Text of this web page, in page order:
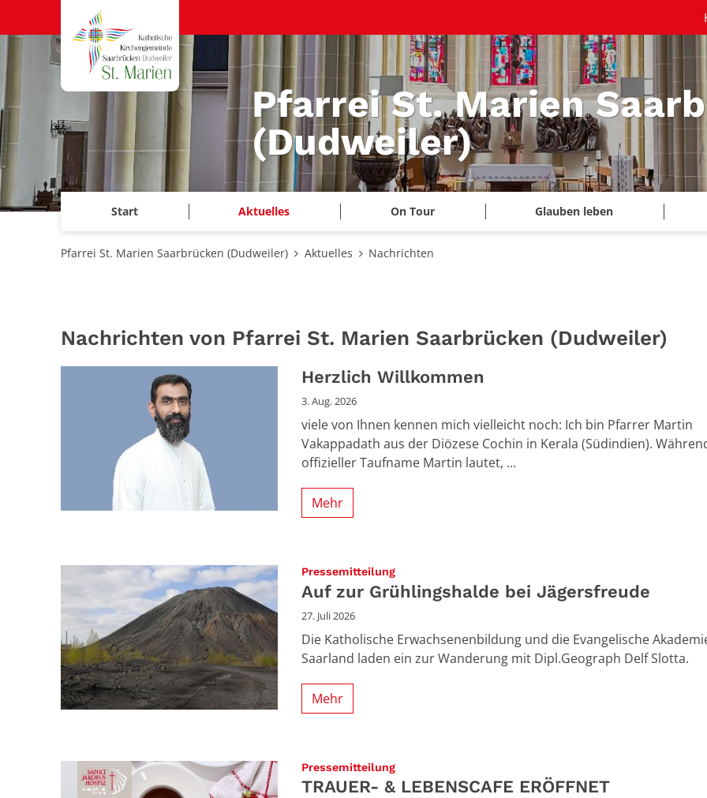
Zum Inhalt springen
Pfarrei St. Marien
(Dudweiler)
Start Aktuelles On Tour Glauben leben
Pfarrei St. Marien Saarbrücken (Dudweiler) Aktuelles Nachrichten
Nachrichten von Pfarrei St. Marien Saarbrücken (Dudweiler)
Herzlich Willkommen
3. Aug. 2026
viele von Ihnen kennen mich vielleicht noch: Ich bin Pfarrer Martin
Vakappadath aus der Diözese Cochin in Kerala (Südindien).
offizieller Taufname Martin lautet, ...
Mehr
Pressemitteilung:
Auf zur Grühlingshalde bei Jägersfreude
27. Juli 2026
Die Katholische Erwachsenenbildung und die Evangelische
Saarland laden ein zur Wanderung mit Dipl.Geograph Delf Slotta.
Mehr
Pressemitteilung:
TRAUER- & LEBENSCAFE ERÖFFNET